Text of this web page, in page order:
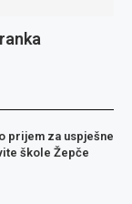
prijem za uspješne
škole Žepče